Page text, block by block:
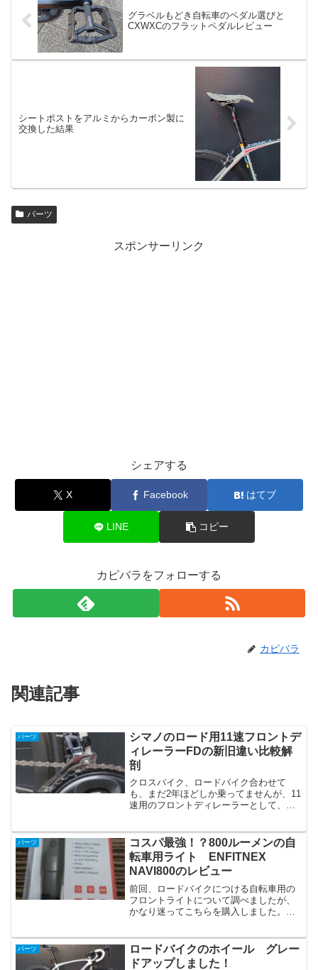
グラベルもどき自転車のペダル選びと
CXWXCのフラットペダルレビュー
シートポストをアルミからカーボン製に
交換した結果
パーツ
スポンサーリンク
シェアする
X Facebook はてブ
LINE コピー
カピバラをフォローする
カピバラ
関連記事
パーツ
シマノのロード用11速フロントデ
ィレーラーFDの新旧違い比較解
剖
クロスバイク、ロードバイク合わせて
も、まだ2年ほどしか乗ってませんが、11
速用のフロントディレーラーとして、シ
期間でどんだけ？って感じですね）...
パーツ
コスパ最強！？800ルーメンの自
転車用ライト ENFITNEX
NAVI800のレビュー
前回、ロードバイクにつける自転車用の
フロントライトについて調べましたが、
かなり迷ってこちらを購入しました。
の？！となりますが、ご容赦ください。
こちらを購入...
パーツ
ロードバイクのホイール グレー
ドアップしました！